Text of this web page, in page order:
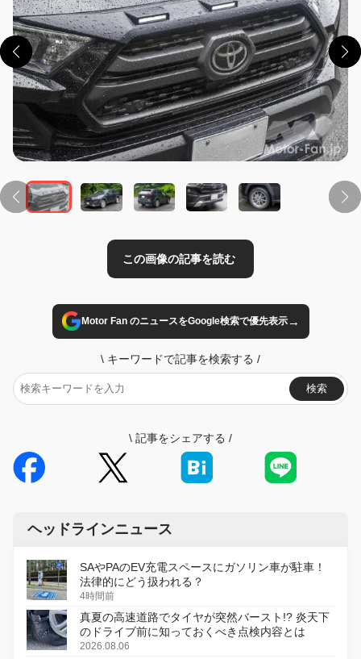
Motor Fan のニュースをGoogle検索で優先表示→
\ キーワードで記事を検索する /
検索
\ 記事をシェアする /
ヘッドラインニュース
SAやPAのEV充電スペースにガソリン車が駐車！
法律的にどう扱われる？
4時間前
真夏の高速道路でタイヤが突然バースト!? 炎天下
のドライブ前に知っておくべき点検内容とは
2026.08.06